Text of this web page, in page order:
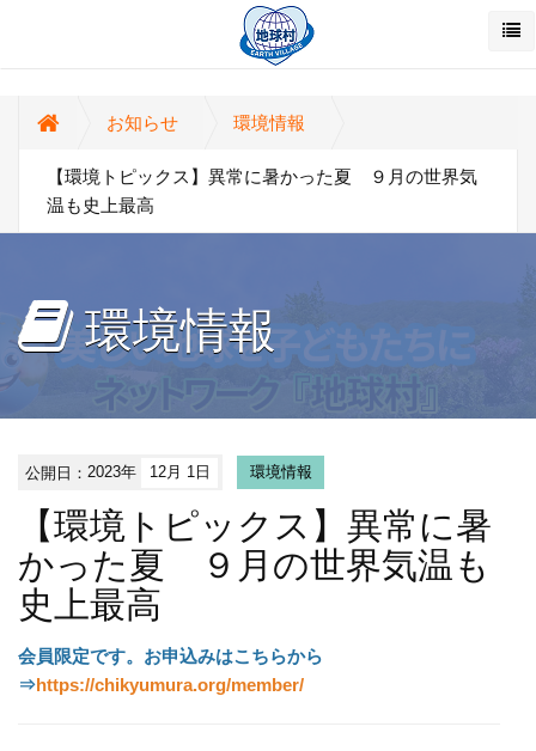
お知らせ 環境情報
【環境トピックス】異常に暑かった夏 ９月の世界気
温も史上最高
環境情報
公開日：2023年 12月 1日 環境情報
【環境トピックス】異常に暑
かった夏 ９月の世界気温も
史上最高
会員限定です。 お申込みはこちらから
⇒https://chikyumura.org/member/